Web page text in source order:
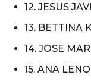
12. JESUS
13. BETTINA
14. JOSE
15. ANA